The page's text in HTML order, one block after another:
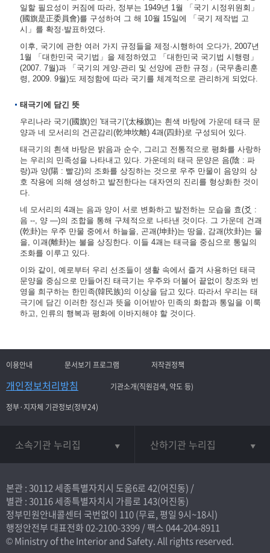
일할 필요성이 커짐에 따라, 정부는 1949년 1월 「국기 시정위원회」
(國旗是正委員會)를 구성하여 그 해 10월 15일에 「국기 제작법 고
시」를 확정·발표하였다.
이후, 국기에 관한 여러 가지 규정들을 제정·시행하여 오다가, 2007년
1월 「대한민국 국기법」을 제정하였고 「대한민국 국기법 시행령」
(2007. 7월)과 「국기의 게양·관리 및 선양에 관한 규정」(국무총리훈
령, 2009. 9월)도 제정함에 따라 국기를 체계적으로 관리하게 되었다.
태극기에 담긴 뜻
우리나라 국기(國旗)인 '태극기'(太極旗)는 흰색 바탕에 가운데 태극 문
양과 네 모서리의 건곤감리(乾坤坎離) 4괘(四卦)로 구성되어 있다.
태극기의 흰색 바탕은 밝음과 순수, 그리고 전통적으로 평화를 사랑하
는 우리의 민족성을 나타내고 있다. 가운데의 태극 문양은 음(陰 : 파
랑)과 양(陽 : 빨강)의 조화를 상징하는 것으로 우주 만물이 음양의 상
호 작용에 의해 생성하고 발전한다는 대자연의 진리를 형상화한 것이
다.
네 모서리의 4괘는 음과 양이 서로 변화하고 발전하는 모습을 효(爻 :
음 --, 양 ―)의 조합을 통해 구체적으로 나타낸 것이다. 그 가운데 건괘
(乾卦)는 우주 만물 중에서 하늘을, 곤괘(坤卦)는 땅을, 감괘(坎卦)는 물
을, 이괘(離卦)는 불을 상징한다. 이들 4괘는 태극을 중심으로 통일의
조화를 이루고 있다.
이와 같이, 예로부터 우리 선조들이 생활 속에서 즐겨 사용하던 태극
문양을 중심으로 만들어진 태극기는 우주와 더불어 끝없이 창조와 번
영을 희구하는 한민족(韓民族)의 이상을 담고 있다. 따라서 우리는 태
극기에 담긴 이러한 정신과 뜻을 이어받아 민족의 화합과 통일을 이룩
하고, 인류의 행복과 평화에 이바지해야 할 것이다.
이용안내 문서보기 프로그램 저작권정책
개인정보처리방침
기관소개(직원검색, 약도 등)
정부·지자체 기관정보(정부24)
소속기관 누리집 산하기관 누리집
본관 : 30112 세종특별자치시 도움6로 42(어진동) /
별관 : 30116 세종특별자치시 가름로 143(어진동)
정부민원안내콜센터 국번없이 110(무료, 평일 9시~18시)
행정안전부 대표전화02-2100-3399/ 팩스 044-204-8911
© Ministry of the Interior and Safety. All rights reserved.